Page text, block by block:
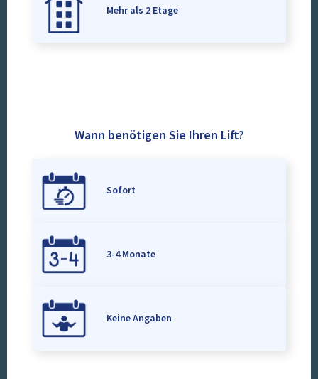
Mehr als 2 Etage
Wann benötigen Sie Ihren Lift?
Sofort
3-4 Monate
Keine Angaben